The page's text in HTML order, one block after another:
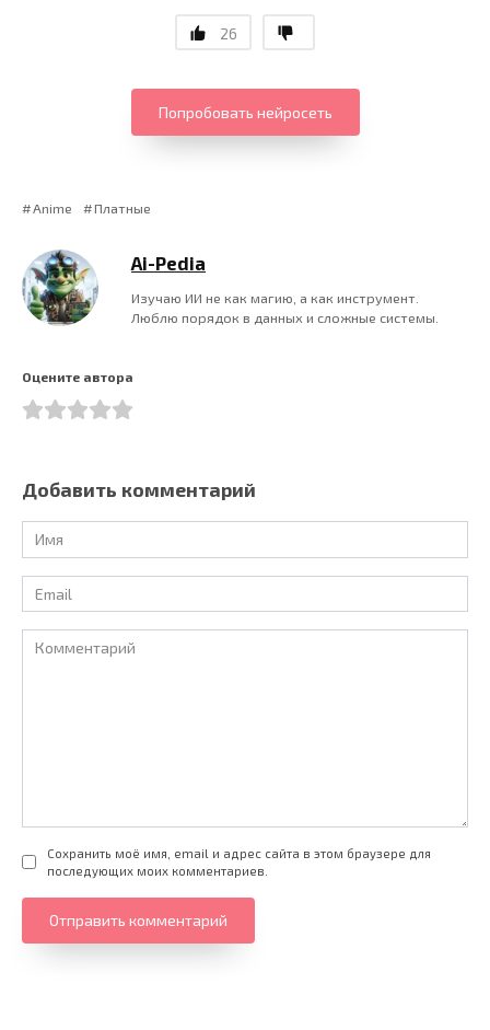
26
Попробовать нейросеть
Anime Платные
Ai-Pedia
Изучаю ИИ не как магию, а как инструмент.
Люблю порядок в данных и сложные системы.
Оцените автора
Добавить комментарий
Имя
*
Email
*
Комментарий
Сохранить моё имя, email и адрес сайта в этом браузере для
последующих моих комментариев.